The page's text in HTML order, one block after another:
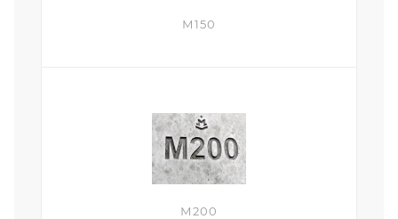
М150
М200